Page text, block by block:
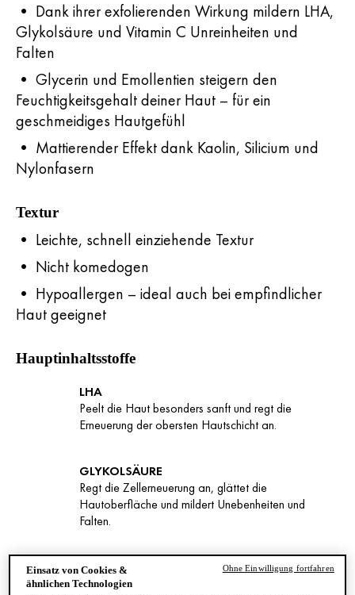
• Dank ihrer exfolierenden Wirkung mildern LHA,
Glykolsäure und Vitamin C Unreinheiten und
Falten
• Glycerin und Emollentien steigern den
Feuchtigkeitsgehalt deiner Haut – für ein
geschmeidiges Hautgefühl
• Mattierender Effekt dank Kaolin, Silicium und
Nylonfasern
Textur
• Leichte, schnell einziehende Textur
• Nicht komedogen
• Hypoallergen – ideal auch bei empfindlicher
Haut geeignet
Hauptinhaltsstoffe
LHA
Peelt die Haut besonders sanft und regt die
Erneuerung der obersten Hautschicht an.
GLYKOLSÄURE
Regt die Zellerneuerung an, glättet die
Hautoberfläche und mildert Unebenheiten und
Falten.
Anwendung
Einsatz von Cookies &
ähnlichen Technologien
Ohne Einwilligung fortfahren